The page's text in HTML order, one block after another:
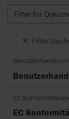
Filter für
Filter
Benutzerhandbuch
EC
EC